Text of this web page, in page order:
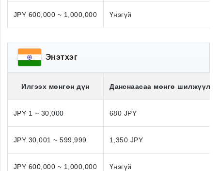
JPY 600,000 ~ 1,000,000 Үнэгүй
Энэтхэг
Илгээх мөнгөн дүн Данснаасаа мөнгө
JPY 1 ~ 30,000 680 JPY
JPY 30,001 ~ 599,999 1,350 JPY
JPY 600,000 ~ 1,000,000 Үнэгүй